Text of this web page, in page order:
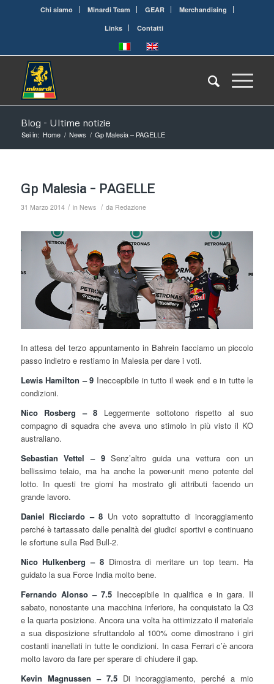
Chi siamo Minardi Team GEAR
Merchandising
Links
Contatti
Blog - Ultime notizie
Sei in: Home / News / Gp Malesia – PAGELLE
Gp Malesia – PAGELLE
31 Marzo 2014 / in News / da Redazione
In attesa del terzo appuntamento in Bahrein facciamo un piccolo
passo indietro e restiamo in Malesia per dare i voti.
Lewis Hamilton – 9 Ineccepibile in tutto il week end e in tutte le
condizioni.
Nico Rosberg – 8 Leggermente sottotono rispetto al suo
compagno di squadra che aveva uno stimolo in più visto il KO
australiano.
Sebastian Vettel – 9Senz’altro guida una vettura con un
bellissimo telaio, ma ha anche la power-unit meno potente del
lotto. In questi tre giorni ha mostrato gli attributi facendo un
grande lavoro.
Daniel Ricciardo – 8 Un voto soprattutto di incoraggiamento
perché è tartassato dalle penalità dei giudici sportivi e continuano
le sfortune sulla Red Bull-2.
Nico Hulkenberg – 8Dimostra di meritare un top team. Ha
guidato la sua Force India molto bene.
Fernando Alonso – 7.5 Ineccepibile in qualifica e in gara. Il
sabato, nonostante una macchina inferiore, ha conquistato la Q3
e la quarta posizione. Ancora una volta ha ottimizzato il materiale
a sua disposizione sfruttandolo al 100% come dimostrano i giri
costanti inanellati in tutte le condizioni. In casa Ferrari c’è ancora
molto lavoro da fare per sperare di chiudere il gap.
Kevin Magnussen – 7.5Di incoraggiamento, perché a mio